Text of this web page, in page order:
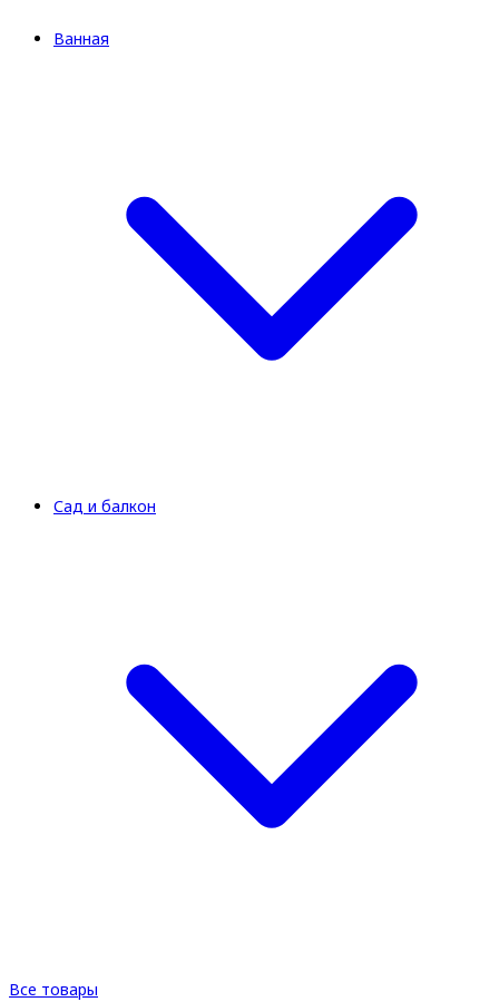
Ванная
Сад и балкон
Все товары